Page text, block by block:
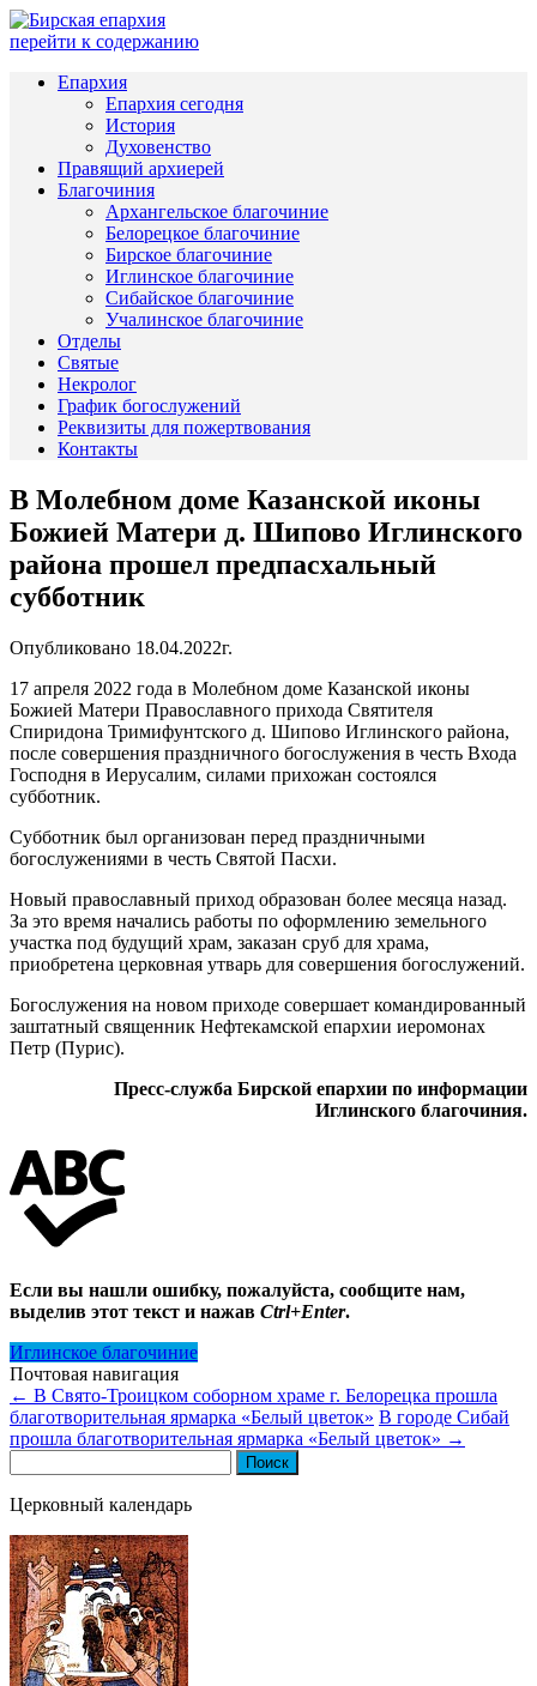
перейти к содержанию
Епархия
Епархия сегодня
История
Духовенство
Правящий архиерей
Благочиния
Архангельское благочиние
Белорецкое благочиние
Бирское благочиние
Иглинское благочиние
Сибайское благочиние
Учалинское благочиние
Отделы
Святые
Некролог
График богослужений
Реквизиты для пожертвования
Контакты
В Молебном доме Казанской иконы
Божией Матери д. Шипово Иглинского
района прошел предпасхальный
субботник
Опубликовано 18.04.2022г.
17 апреля 2022 года в Молебном доме Казанской иконы
Божией Матери Православного прихода Святителя
Спиридона Тримифунтского д. Шипово Иглинского района,
после совершения праздничного богослужения в честь Входа
Господня в Иерусалим, силами прихожан состоялся
субботник.
Субботник был организован перед праздничными
богослужениями в честь Святой Пасхи.
Новый православный приход образован более месяца назад.
За это время начались работы по оформлению земельного
участка под будущий храм, заказан сруб для храма,
приобретена церковная утварь для совершения богослужений.
Богослужения на новом приходе совершает командированный
заштатный священник Нефтекамской епархии иеромонах
Петр (Пурис).
Пресс-служба Бирской епархии по информации
Иглинского благочиния.
Если вы нашли ошибку, пожалуйста, сообщите нам,
выделив этот текст и нажав Ctrl+Enter.
Иглинское благочиние
Почтовая навигация
← В Свято-Троицком соборном храме г. Белорецка прошла
благотворительная ярмарка «Белый цветок» В городе Сибай
прошла благотворительная ярмарка «Белый цветок» →
Церковный календарь